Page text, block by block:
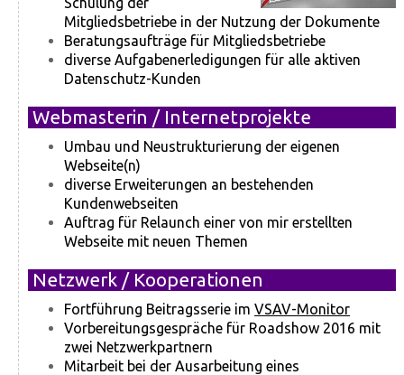
Mitgliedsbetriebe in der Nutzung der Dokumente
Beratungsaufträge für Mitgliedsbetriebe
diverse Aufgabenerledigungen für alle aktiven
Datenschutz-Kunden
Webmasterin / Internetprojekte
Umbau und Neustrukturierung der eigenen
Webseite(n)
diverse Erweiterungen an bestehenden
Kundenwebseiten
Auftrag für Relaunch einer von mir erstellten
Webseite mit neuen Themen
Netzwerk / Kooperationen
Fortführung Beitragsserie im VSAV-Monitor
Vorbereitungsgespräche für Roadshow 2016 mit
zwei Netzwerkpartnern
Mitarbeit bei der Ausarbeitung eines